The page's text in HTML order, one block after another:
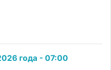
года - 07:00